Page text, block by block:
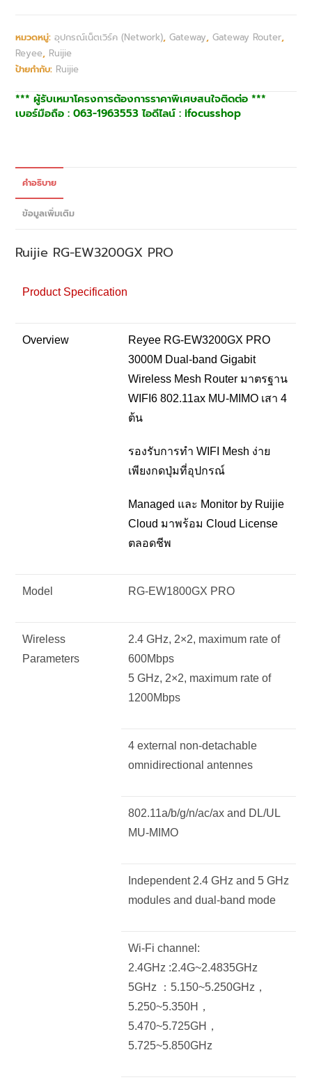
หมวดหมู่:อุปกรณ์เน็ตเวิร์ค (Network),Gateway,Gateway Router,
Reyee, Ruijie
ป้ายกำกับ: Ruijie
*** ผู้รับเหมาโครงการต้องการราคาพิเศษสนใจติดต่อ ***
เบอร์มือถือ : 063-1963553 ไอดีไลน์ : ifocusshop
คำอธิบาย
ข้อมูลเพิ่มเติม
Ruijie RG-EW3200GX PRO
Product Specification
Overview
Reyee RG-EW3200GX PRO
3000M Dual-band Gigabit
Wireless Mesh Router มาตรฐาน
WIFI6 802.11ax MU-MIMO เสา 4
ต้น
รองรับการทำ WIFI Mesh ง่าย
เพียงกดปุ่มที่อุปกรณ์
Managed และ Monitor by Ruijie
Cloud มาพร้อม Cloud License
ตลอดชีพ
Model RG-EW1800GX PRO
Wireless
Parameters
2.4 GHz, 2×2, maximum rate of
600Mbps
5 GHz, 2×2, maximum rate of
1200Mbps
4 external non-detachable
omnidirectional antennes
802.11a/b/g/n/ac/ax and DL/UL
MU-MIMO
Independent 2.4 GHz and 5 GHz
modules and dual-band mode
Wi-Fi channel:
2.4GHz :2.4G~2.4835GHz
5GHz ：5.150~5.250GHz，
5.250~5.350H，
5.470~5.725GH，
5.725~5.850GHz